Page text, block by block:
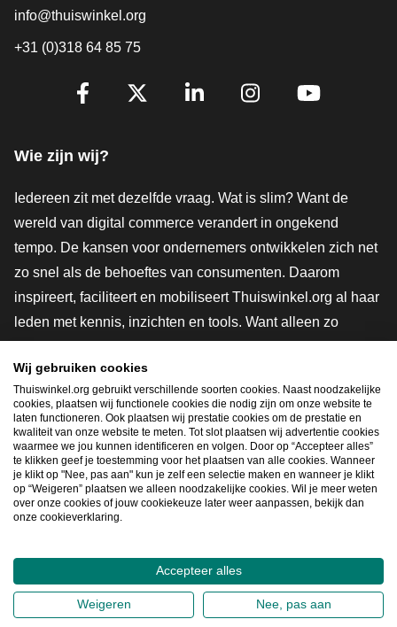
info@thuiswinkel.org
+31 (0)318 64 85 75
Volg je ons al?
Wie zijn wij?
Iedereen zit met dezelfde vraag. Wat is slim? Want de
wereld van digital commerce verandert in ongekend
tempo. De kansen voor ondernemers ontwikkelen zich net
zo snel als de behoeftes van consumenten. Daarom
inspireert, faciliteert en mobiliseert Thuiswinkel.org al haar
leden met kennis, inzichten en tools. Want alleen zo
innovatievere toekomst. Dus groei ook mee en maak
shoppen slimmer.
Lid worden
Snel navigeren
2026©Thuiswinkel.org
Privacybeleid Cookieverklaring Sitemap
Wij gebruiken cookies
Thuiswinkel.org gebruikt verschillende soorten cookies. Naast noodzakelijke
cookies, plaatsen wij functionele cookies die nodig zijn om onze website te
laten functioneren. Ook plaatsen wij prestatie cookies om de prestatie en
kwaliteit van onze website te meten. Tot slot plaatsen wij advertentie cookies
waarmee we jou kunnen identificeren en volgen. Door op “Accepteer alles”
te klikken geef je toestemming voor het plaatsen van alle cookies. Wanneer
je klikt op "Nee, pas aan" kun je zelf een selectie maken en wanneer je klikt
op “Weigeren” plaatsen we alleen noodzakelijke cookies. Wil je meer weten
over onze cookies of jouw cookiekeuze later weer aanpassen, bekijk dan
onze cookieverklaring.
Accepteer alles
Weigeren Nee, pas aan